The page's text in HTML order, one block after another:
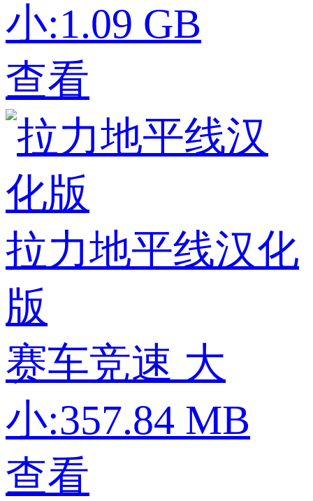
小:1.09 GB
查看
拉力地平线汉化
版
赛车竞速 大
小:357.84 MB
查看